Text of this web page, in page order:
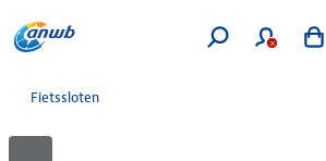
Fietssloten